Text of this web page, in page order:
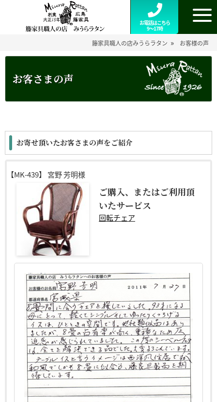
お電話はこちら
9～17時
籐家具職人の店みうらラタン » お客様の声
お客さまの声
お寄せ頂いたお客さまの声をご紹介
【MK-439】 宮野 芳明様
ご購入、またはご利用頂
いたサービス
回転チェア